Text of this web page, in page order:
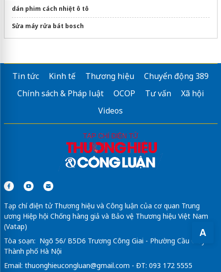
A
dán phim cách nhiệt ô tô
Sửa máy rửa bát bosch
Tin tức Kinh tế Thương hiệu
Chuyển động 389
Chính sách & Pháp luật
OCOP Tư vấn
Xã hội
Videos
Tạp chí điện tử Thương hiệu và Công luận của cơ quan Trung
ương Hiệp hội Chống hàng giả và Bảo vệ Thương hiệu Việt Nam
(Vatap)
Tòa soạn: Ngõ 56/ B5D6 Trương Công Giai - Phường Cầu Giấy -
Thành phố Hà Nội
Email: thuonghieucongluan@gmail.com - ĐT: 093 172 5555